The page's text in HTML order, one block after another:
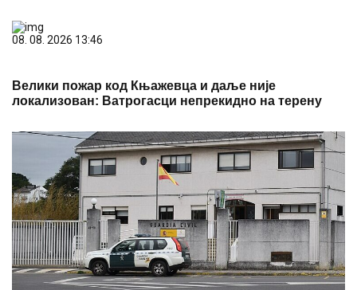
08. 08. 2026 13:46
Велики пожар код Књажевца и даље није
локализован: Ватрогасци непрекидно на терену